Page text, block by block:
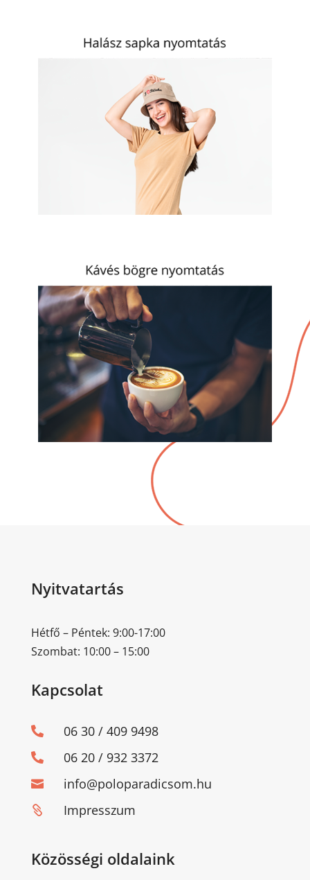
Nyitvatartás
Hétfő – Péntek: 9:00-17:00
Szombat: 10:00 – 15:00
Kapcsolat
 06 30 / 409 9498
 06 20 / 932 3372
 info@poloparadicsom.hu
 Impresszum
Közösségi oldalaink